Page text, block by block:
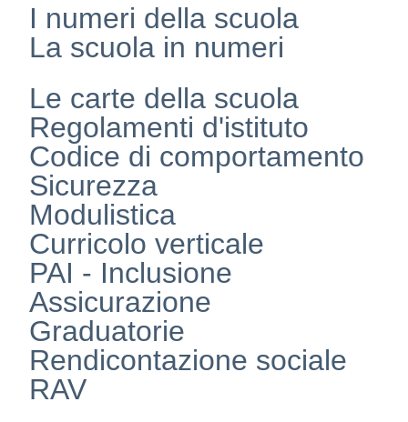
I numeri della scuola
La scuola in numeri
Le carte della scuola
Regolamenti d'istituto
Codice di comportamento
Sicurezza
Modulistica
Curricolo verticale
PAI - Inclusione
Assicurazione
Graduatorie
Rendicontazione sociale
RAV